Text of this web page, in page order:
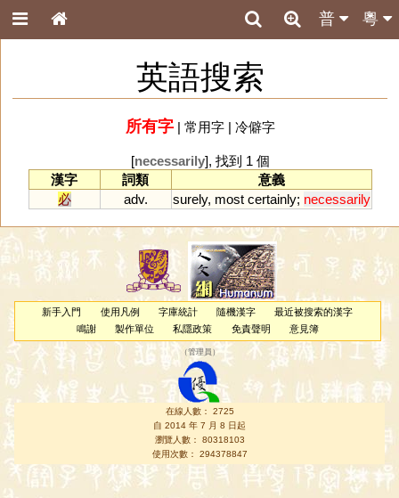
粵
普
英語搜索
所有字| 常用字| 冷僻字
[necessarily], 找到 1 個
漢字
詞類
意義
必
adv. surely, most certainly; necessarily
新手入門 使用凡例 字庫統計 隨機漢字
最近被搜索的漢字
鳴謝
製作單位 私隱政策 免責聲明 意見簿
（管理員 ）
在線人數： 2725
自 2014 年 7 月 8 日起
瀏覽人數： 80318103
使用次數： 294378847